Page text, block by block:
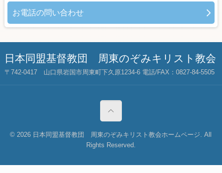
お電話の問い合わせ
日本同盟基督教団 周東のぞみキリスト教会
〒742-0417 山口県岩国市周東町下久原1234-6 電話/FAX：0827-84-5505
© 2026 日本同盟基督教団 周東のぞみキリスト教会ホームページ. All
Rights Reserved.